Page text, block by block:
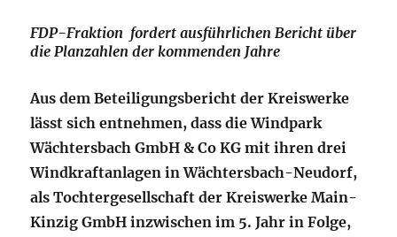
FDP-Fraktion fordert ausführlichen Bericht über
die Planzahlen der kommenden Jahre
Aus dem Beteiligungsbericht der Kreiswerke
lässt sich entnehmen, dass die Windpark
Wächtersbach GmbH & Co KG mit ihren drei
Windkraftanlagen in Wächtersbach-Neudorf,
als Tochtergesellschaft der Kreiswerke Main-
Kinzig GmbH inzwischen im 5. Jahr in Folge,